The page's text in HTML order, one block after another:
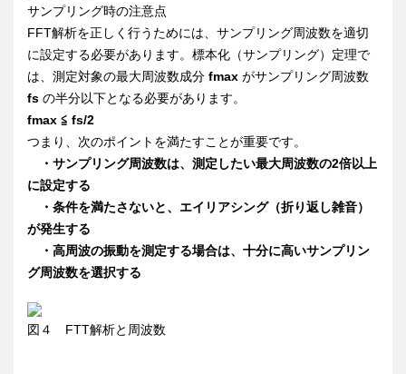
サンプリング時の注意点
FFT解析を正しく行うためには、サンプリング周波数を適切
に設定する必要があります。標本化（サンプリング）定理で
は、測定対象の最大周波数成分 fmax がサンプリング周波数
fs の半分以下となる必要があります。
fmax ≦ fs/2
つまり、次のポイントを満たすことが重要です。
・サンプリング周波数は、測定したい最大周波数の2倍以上
に設定する
・条件を満たさないと、エイリアシング（折り返し雑音）
が発生する
・高周波の振動を測定する場合は、十分に高いサンプリン
グ周波数を選択する
図４ FTT解析と周波数